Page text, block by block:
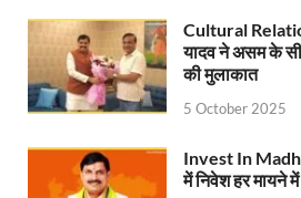
Ghoda Library
Millets Organic
Kuldeep Singh
Kunda Raja
Cultural
यादव ने असम के
की मुलाकात
5 October 2025
Invest In
में निवेश हर मायने